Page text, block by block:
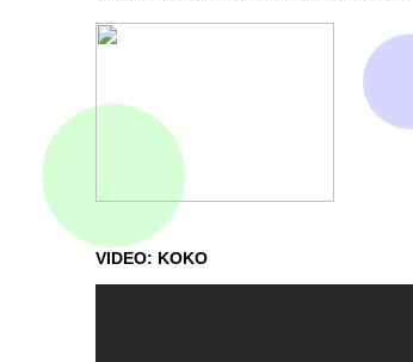
VIDEO: KOKO